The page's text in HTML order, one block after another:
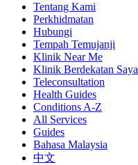
Tentang Kami
Perkhidmatan
Hubungi
Tempah Temujanji
Klinik Near Me
Klinik Berdekatan Saya
Teleconsultation
Health Guides
Conditions A-Z
All Services
Guides
Bahasa Malaysia
中文